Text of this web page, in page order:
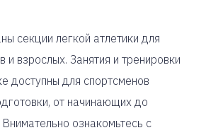
секции легкой атлетики для
и взрослых. Занятия и тренировки
доступны для спортсменов
от начинающих до
ознакомьтесь с